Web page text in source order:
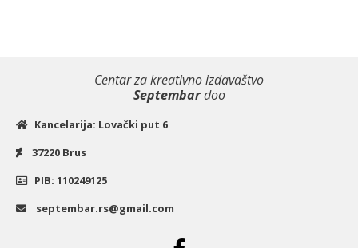
Status
količina
Centar za kreativno izdavaštvo
Septembardoo
Kancelarija: Lovački put 6
37220 Brus
PIB: 110249125
septembar.rs@gmail.com